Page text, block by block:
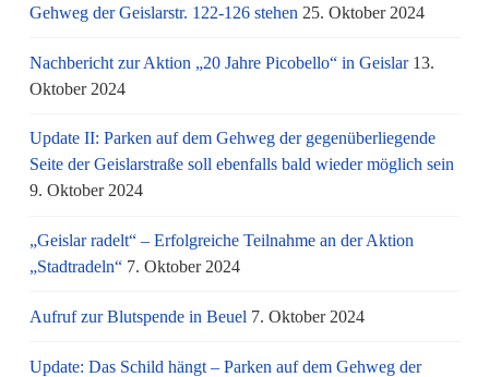
Gehweg der Geislarstr. 122-126 stehen 25. Oktober 2024
Nachbericht zur Aktion „20 Jahre Picobello“ in Geislar 13.
Oktober 2024
Update II: Parken auf dem Gehweg der gegenüberliegende
Seite der Geislarstraße soll ebenfalls bald wieder möglich sein
9. Oktober 2024
„Geislar radelt“ – Erfolgreiche Teilnahme an der Aktion
„Stadtradeln“ 7. Oktober 2024
Aufruf zur Blutspende in Beuel 7. Oktober 2024
Update: Das Schild hängt – Parken auf dem Gehweg der